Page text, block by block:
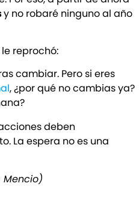
y no robaré ninguno al año
reprochó:
cambiar. Pero si eres
, ¿por qué no cambias ya?
deben
La espera no es una
Mencio)